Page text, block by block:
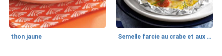
thon jaune Semelle farcie au crabe et aux crevettes grillé en papier